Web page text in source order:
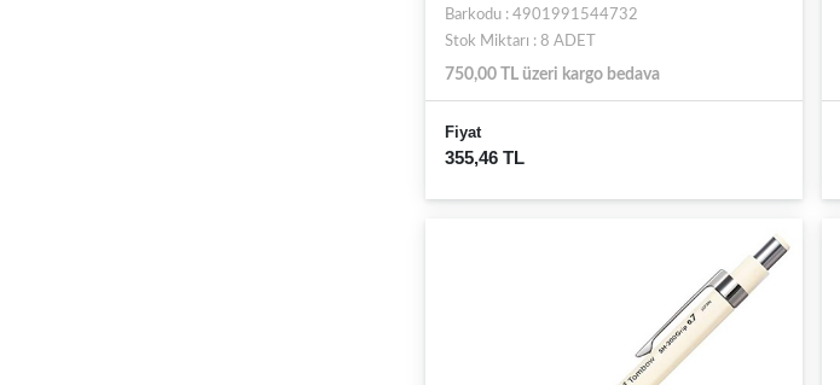
Barkodu : 4901991544732
Stok Miktarı : 8 ADET
750,00 TL üzeri kargo bedava
Fiyat
355,46 TL